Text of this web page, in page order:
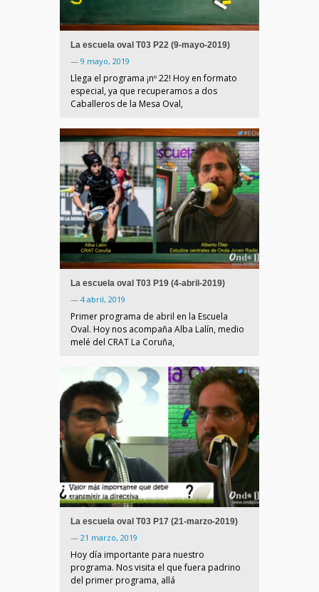
La escuela oval T03 P22 (9-mayo-2019)
— 9 mayo, 2019
Llega el programa ¡nº 22! Hoy en formato
especial, ya que recuperamos a dos
Caballeros de la Mesa Oval,
La escuela oval T03 P19 (4-abril-2019)
— 4 abril, 2019
Primer programa de abril en la Escuela
Oval. Hoy nos acompaña Alba Lalín, medio
melé del CRAT La Coruña,
La escuela oval T03 P17 (21-marzo-2019)
— 21 marzo, 2019
Hoy día importante para nuestro
programa. Nos visita el que fuera padrino
del primer programa, allá